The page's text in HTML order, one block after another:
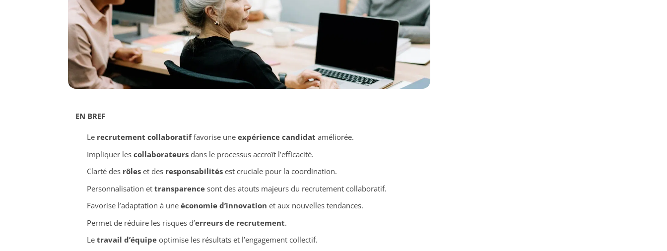
EN BREF
Le recrutement collaboratiffavorise une expérience candidat améliorée.
Impliquer les collaborateursdans le processus accroît l’efficacité.
Clarté des rôleset des responsabilitésest cruciale pour la coordination.
Personnalisation et transparencesont des atouts majeurs du recrutement collaboratif.
Favorise l’adaptation à une économie d’innovation et aux nouvelles tendances.
Permet de réduire les risques d’erreurs de recrutement.
Le travail d’équipeoptimise les résultats et l’engagement collectif.